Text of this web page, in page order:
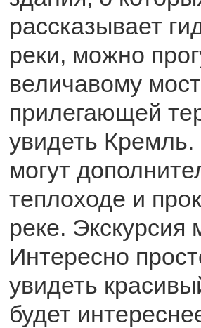
рассказывает
реки, можно
величавому
прилегающей
увидеть
могут
теплоходе и
реке.
Интересно
увидеть
будет